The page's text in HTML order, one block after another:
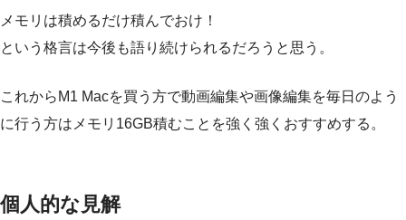
メモリは積めるだけ積んでおけ！
という格言は今後も語り続けられるだろうと思う。
これからM1 Macを買う方で動画編集や画像編集を毎日のよう
に行う方はメモリ16GB積むことを強く強くおすすめする。
個人的な見解